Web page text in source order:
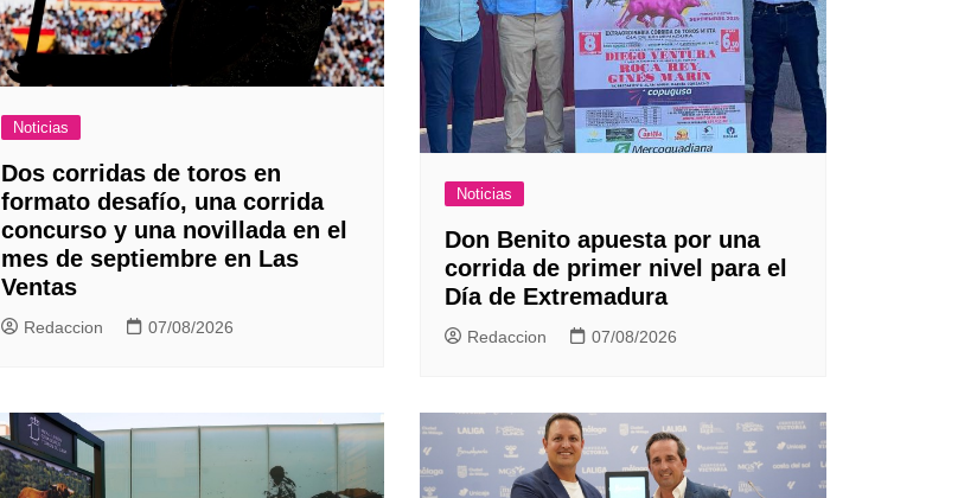
Noticias
Dos corridas de toros en
formato desafío, una corrida
concurso y una novillada en el
mes de septiembre en Las
Ventas
Redaccion 07/08/2026
Noticias
Don Benito apuesta por una
corrida de primer nivel para el
Día de Extremadura
Redaccion 07/08/2026